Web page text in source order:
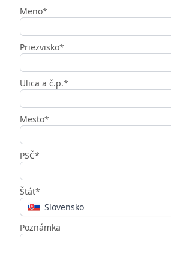
Meno*
Priezvisko*
Ulica a č.p.*
Mesto*
PSČ*
Štát*
Slovensko
Poznámka